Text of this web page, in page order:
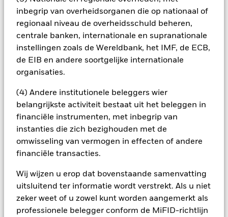
inbegrip van overheidsorganen die op nationaal of
regionaal niveau de overheidsschuld beheren,
centrale banken, internationale en supranationale
instellingen zoals de Wereldbank, het IMF, de ECB,
de EIB en andere soortgelijke internationale
organisaties.
(4) Andere institutionele beleggers wier
belangrijkste activiteit bestaat uit het beleggen in
financiële instrumenten, met inbegrip van
instanties die zich bezighouden met de
omwisseling van vermogen in effecten of andere
financiële transacties.
Wij wijzen u erop dat bovenstaande samenvatting
uitsluitend ter informatie wordt verstrekt. Als u niet
zeker weet of u zowel kunt worden aangemerkt als
professionele belegger conform de MiFID-richtlijn
onderhevig zijn aan sterke koersschommelingen en kan het
duurder en/of moeilijker zijn om ze te verkopen in moeilijke
markten.
Alle aandelenklassen met valutahedging van dit fonds
gebruiken derivaten om valutarisico's af te dekken. Het
gebruik van derivaten voor een aandelenklasse kan een
andere aandelenklassen in het fonds betekenen. De
beheermaatschappij van het fonds waarborgt dat er
geschikte procedures worden gebruikt om het
besmettingsrisico voor andere aandelenklassen te
minimaliseren. Via het uitklapvakje direct onder de naam van
het fonds, kunt u een lijst van alle aandelenklassen in het
fonds bekijken – aandelenklassen met valutahedging worden
aangegeven door het woord 'Hedged' in de naam van de
aandelenklassen met valutahedging op aanvraag
verkrijgbaar bij de beheermaatschappij van het fonds.
In de mate waarin het Fonds effecten uitleent om zijn kosten
te reduceren, ontvangt het Fonds 62,5% van de hiermee